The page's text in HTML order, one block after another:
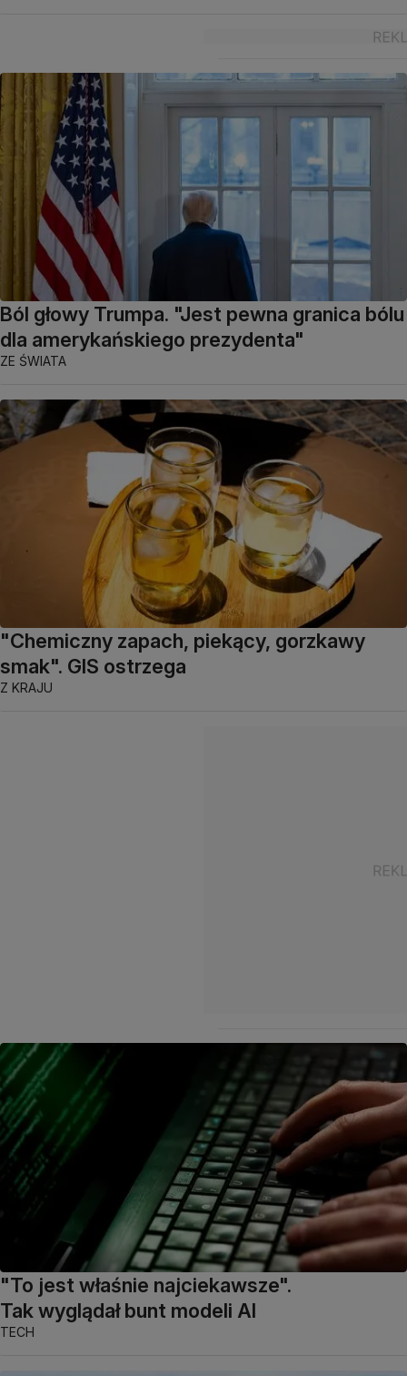
Ból głowy Trumpa. "Jest pewna granica bólu
dla amerykańskiego prezydenta"
ZE ŚWIATA
"Chemiczny zapach, piekący, gorzkawy
smak". GIS ostrzega
Z KRAJU
"To jest właśnie najciekawsze".
Tak wyglądał bunt modeli AI
TECH